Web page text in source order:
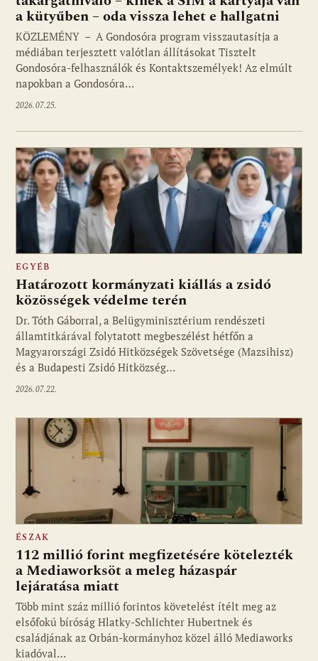
a kütyűben – oda vissza lehet e hallgatni
KÖZLEMÉNY – A Gondosóra program visszautasítja a
médiában terjesztett valótlan állításokat Tisztelt
Gondosóra-felhasználók és Kontaktszemélyek! Az elmúlt
napokban a Gondosóra…
2026.07.25.
EGYÉB
Határozott kormányzati kiállás a zsidó
közösségek védelme terén
Dr. Tóth Gáborral, a Belügyminisztérium rendészeti
államtitkárával folytatott megbeszélést hétfőn a
Magyarországi Zsidó Hitközségek Szövetsége (Mazsihisz)
és a Budapesti Zsidó Hitközség…
2026.07.22.
ÉSZAK
112 millió forint megfizetésére kötelezték
a Mediaworksöt a meleg házaspár
lejáratása miatt
Több mint száz millió forintos követelést ítélt meg az
elsőfokú bíróság Hlatky-Schlichter Hubertnek és
családjának az Orbán-kormányhoz közel álló Mediaworks
kiadóval…